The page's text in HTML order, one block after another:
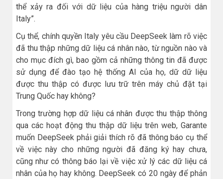
thể xảy ra đối với dữ liệu của hàng triệu người dân
Italy”.
Cụ thể, chính quyền Italy yêu cầu DeepSeek làm rõ việc
đã thu thập những dữ liệu cá nhân nào, từ nguồn nào và
cho mục đích gì, bao gồm cả những thông tin đã được
sử dụng để đào tạo hệ thống AI của họ, dữ dữ liệu
được thu thập có được lưu trữ trên máy chủ đặt tại
Trung Quốc hay không?
Trong trường hợp dữ liệu cá nhân được thu thập thông
qua các hoạt động thu thập dữ liệu trên web, Garante
muốn DeepSeek phải giải thích rõ đã thông báo cụ thể
về việc này cho những người đã đăng ký hay chưa,
cũng như có thông báo lại về việc xử lý các dữ liệu cá
nhân của họ hay không. DeepSeek có 20 ngày để phản